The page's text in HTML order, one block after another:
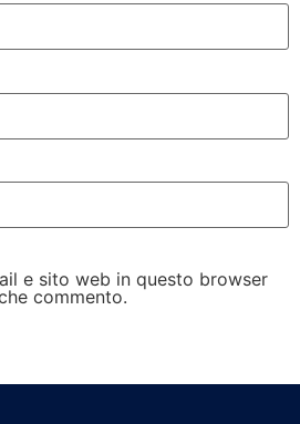
e sito web in questo browser
commento.